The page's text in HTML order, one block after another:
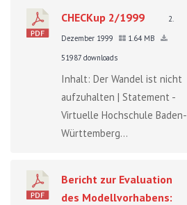
CHECKup 2/1999
2.
Dezember 1999
1.64 MB
51987 downloads
Inhalt: Der Wandel ist nicht
aufzuhalten | Statement -
Virtuelle Hochschule Baden-
Württemberg...
Bericht zur Evaluation
des Modellvorhabens: